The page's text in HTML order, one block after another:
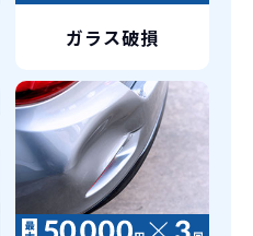
ガラス破損